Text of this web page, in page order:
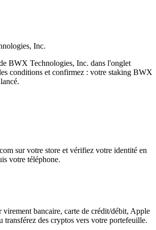
Inc.
BWX Technologies, Inc. dans l'onglet
conditions et confirmez : votre staking BWX
sur votre store et vérifiez votre identité en
votre téléphone.
virement bancaire, carte de crédit/débit, Apple
transférez des cryptos vers votre portefeuille.